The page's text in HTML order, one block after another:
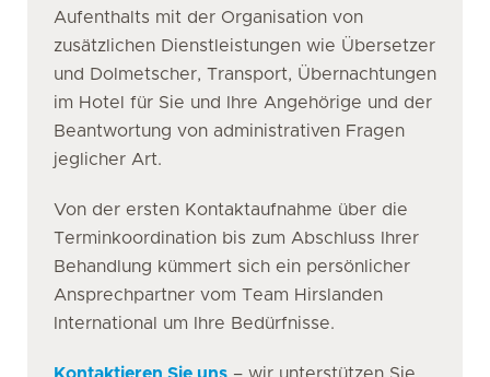
Aufenthalts mit der Organisation von
zusätzlichen Dienstleistungen wie Übersetzer
und Dolmetscher, Transport, Übernachtungen
im Hotel für Sie und Ihre Angehörige und der
Beantwortung von administrativen Fragen
jeglicher Art.
Von der ersten Kontaktaufnahme über die
Terminkoordination bis zum Abschluss Ihrer
Behandlung kümmert sich ein persönlicher
Ansprechpartner vom Team Hirslanden
International um Ihre Bedürfnisse.